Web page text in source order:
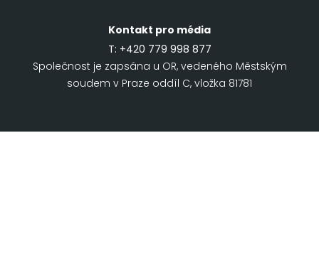
Kontakt pro média
T: +420 779 998 877
Společnost je zapsána u OR, vedeného Městským
soudem v Praze oddíl C, vložka 81781